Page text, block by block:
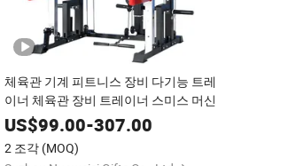
체육관 기계 피트니스 장비 다기능 트레
이너 체육관 장비 트레이너 스미스 머신
US$99.00-307.00
2 조각 (MOQ)